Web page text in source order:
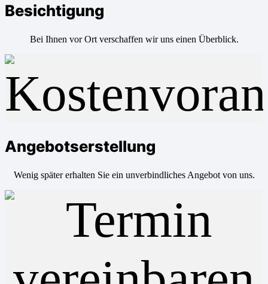
Besichtigung
Bei Ihnen vor Ort verschaffen wir uns einen Überblick.
Angebotserstellung
Wenig später erhalten Sie ein unverbindliches Angebot von uns.